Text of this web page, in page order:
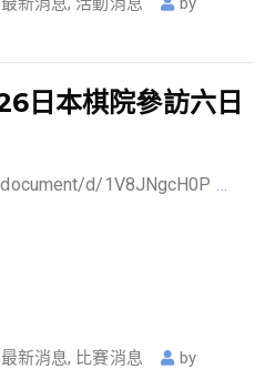
日本棋院參訪六日
d/1V8JNgcH0P …
最新消息, 比賽消息
by